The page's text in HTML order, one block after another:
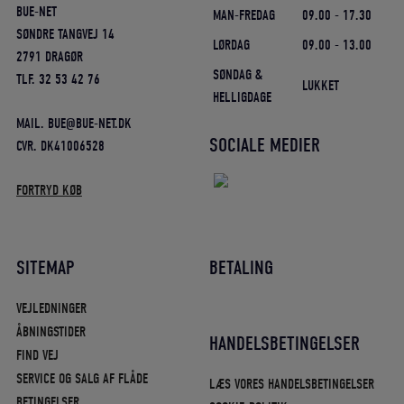
BUE-NET
SØNDRE TANGVEJ 14
2791 DRAGØR
TLF. 32 53 42 76
MAIL. BUE@BUE-NET.DK
CVR. DK41006528
FORTRYD KØB
MAN-FREDAG
09.00 - 17.30
LØRDAG
09.00 - 13.00
SØNDAG &
HELLIGDAGE
LUKKET
SOCIALE MEDIER
SITEMAP
VEJLEDNINGER
ÅBNINGSTIDER
FIND VEJ
SERVICE OG SALG AF FLÅDE
BETALING
HANDELSBETINGELSER
LÆS VORES HANDELSBETINGELSER